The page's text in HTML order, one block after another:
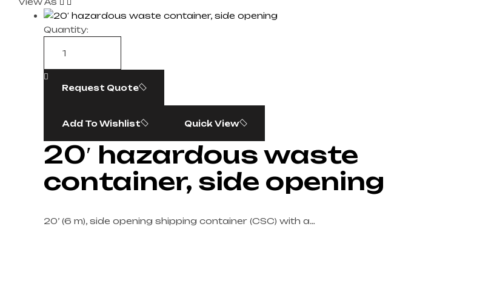
Quantity:
Request Quote
Add To Wishlist Quick View
20′ hazardous waste
container, side opening
20’ (6 m), side opening shipping container (CSC) with a…